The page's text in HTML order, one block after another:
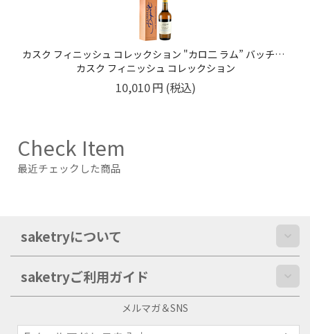
カスク フィニッシュ コレックション "カロ二 ラム” バッチ2 45% 700ML
カスク フィニッシュ コレックション
10,010円 (税込)
Check Item
最近チェックした商品
saketryについて
saketryご利用ガイド
メルマガ＆SNS